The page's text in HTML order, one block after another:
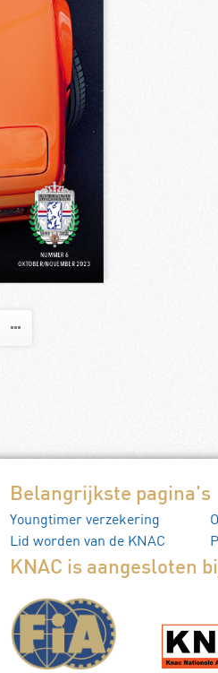
Belangrijkste pagina's
Youngtimer verzekering
Lid worden van de KNAC
KNAC is aangesloten